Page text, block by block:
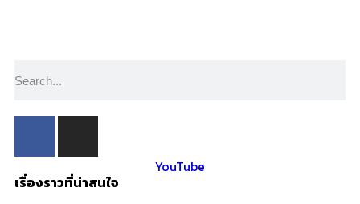
YouTube
เรื่องราวที่น่าสนใจ